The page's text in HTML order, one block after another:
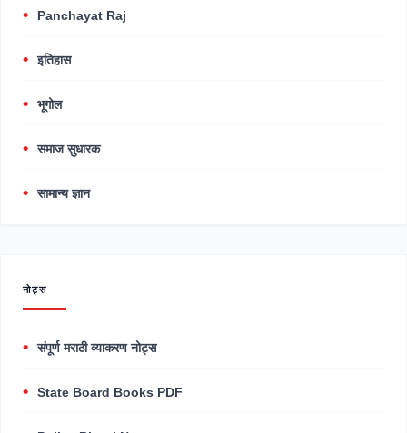
Panchayat Raj
इतिहास
भूगोल
समाज सुधारक
सामान्य ज्ञान
नोट्स
संपूर्ण मराठी व्याकरण नोट्स
State Board Books PDF